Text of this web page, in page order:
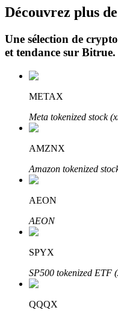
Investissement
Obtenez des bénéfices
Bitrue
Découvrez plus
Une sélection de
et tendance sur Bitrue.
METAX
Meta tokenized stock
AMZNX
Amazon tokenized
AEON
AEON
SPYX
SP500 tokenized ETF
QQQX